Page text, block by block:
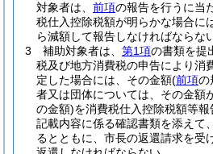
対象者は、 前項の報告を行うに当
税仕入控除税額が明らかな場合に
ら減額して報告しなければならな
3
補助対象者は、 第1項の書類を提
税及び地方消費税の申告により消
定した場合には、その金額(前項の
者又は団体については、その金額
の金額)を消費税仕入控除税額等報
記載内容に係る確認書類を添えて
るとともに、市長の返還請求を受